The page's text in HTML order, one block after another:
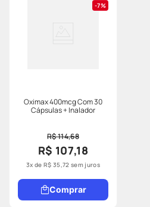
7%
Oximax 400mcg Com 30
Cápsulas + Inalador
R$ 114,68
R$ 107,18
3x deR$ 35,72 sem juros
Comprar